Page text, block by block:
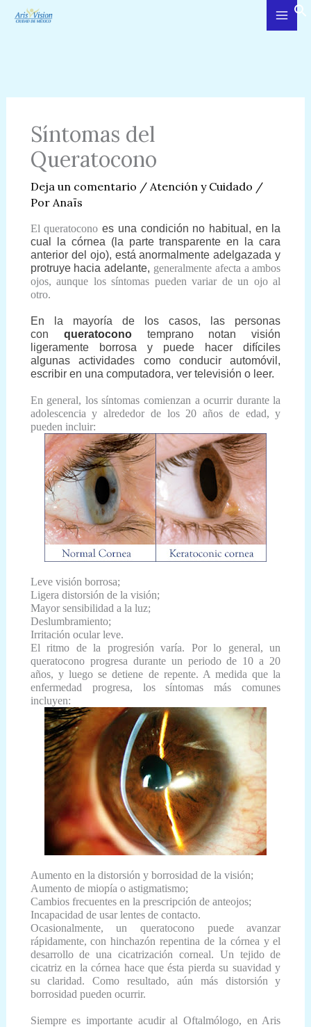
Síntomas del
Queratocono
Deja un comentario / Atención y Cuidado /
Por Anaïs
El queratoconoes una condición no habitual, en la
cual la córnea (la parte transparente en la cara
anterior del ojo), está anormalmente adelgazada y
protruye hacia adelante, generalmente afecta a ambos
ojos, aunque los síntomas pueden variar de un ojo al
otro.
En la mayoría de los casos, las personas
con queratoconotemprano notan visión
ligeramente borrosa y puede hacer difíciles
algunas actividades como conducir automóvil,
escribir en una computadora, ver televisión o leer.
En general, los síntomas comienzan a ocurrir durante la
adolescencia y alrededor de los 20 años de edad, y
pueden incluir:
Leve visión borrosa;
Ligera distorsión de la visión;
Mayor sensibilidad a la luz;
Deslumbramiento;
Irritación ocular leve.
El ritmo de la progresión varía. Por lo general, un
queratocono progresa durante un periodo de 10 a 20
años, y luego se detiene de repente. A medida que la
enfermedad progresa, los síntomas más comunes
incluyen:
Aumento en la distorsión y borrosidad de la visión;
Aumento de miopía o astigmatismo;
Cambios frecuentes en la prescripción de anteojos;
Incapacidad de usar lentes de contacto.
Ocasionalmente, un queratocono puede avanzar
rápidamente, con hinchazón repentina de la córnea y el
desarrollo de una cicatrización corneal. Un tejido de
cicatriz en la córnea hace que ésta pierda su suavidad y
su claridad. Como resultado, aún más distorsión y
borrosidad pueden ocurrir.
Siempre es importante acudir al Oftalmólogo, en Aris